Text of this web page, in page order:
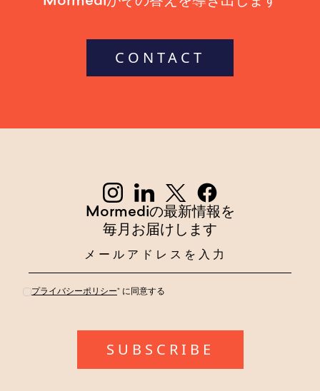
CONTACT
Mormediの最新情報を
毎月お届けします
プライバシーポリシー* に同意する